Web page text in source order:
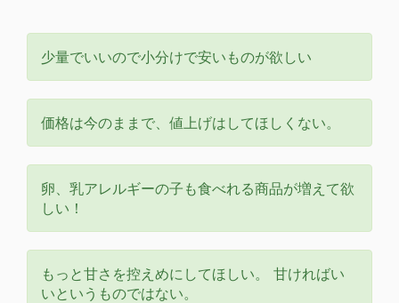
少量でいいので小分けで安いものが欲しい
価格は今のままで、値上げはしてほしくない。
卵、乳アレルギーの子も食べれる商品が増えて欲
しい！
もっと甘さを控えめにしてほしい。 甘ければい
いというものではない。